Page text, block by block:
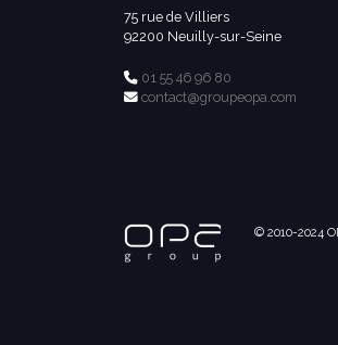
75 rue de Villiers
92200 Neuilly-sur-Seine
01 55 46 96 80
contact@groupeopa.com
© 2010-2024